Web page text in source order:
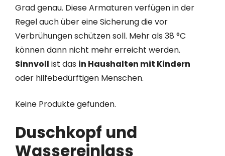
Grad genau. Diese Armaturen verfügen in der
Regel auch über eine Sicherung die vor
Verbrühungen schützen soll. Mehr als 38 °C
können dann nicht mehr erreicht werden.
Sinnvoll ist das in Haushalten mit Kindern
oder hilfebedürftigen Menschen.
Keine Produkte gefunden.
Duschkopf und
Wassereinlass